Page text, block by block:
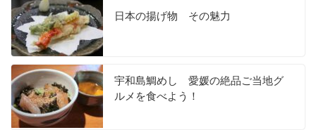
日本の揚げ物 その魅力
宇和島鯛めし 愛媛の絶品ご当地グ
ルメを食べよう！